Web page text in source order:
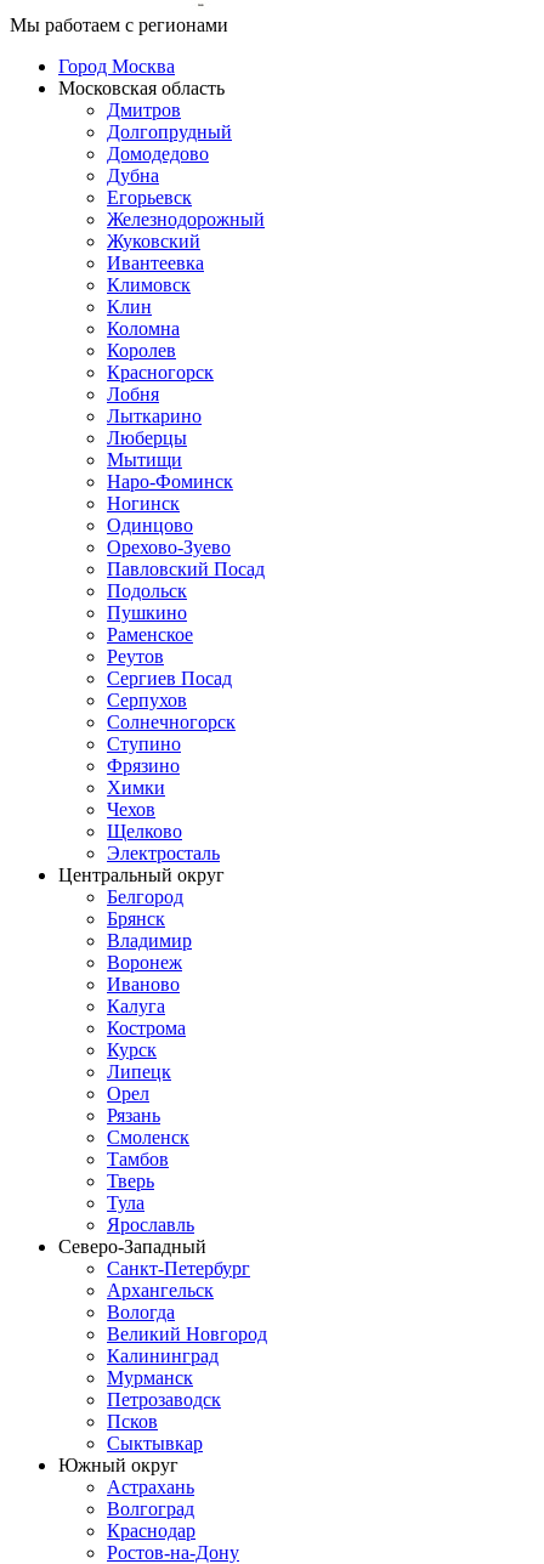
Мы работаем с регионами
Город Москва
Московская область
Дмитров
Долгопрудный
Домодедово
Дубна
Егорьевск
Железнодорожный
Жуковский
Ивантеевка
Климовск
Клин
Коломна
Королев
Красногорск
Лобня
Лыткарино
Люберцы
Мытищи
Наро-Фоминск
Ногинск
Одинцово
Орехово-Зуево
Павловский Посад
Подольск
Пушкино
Раменское
Реутов
Сергиев Посад
Серпухов
Солнечногорск
Ступино
Фрязино
Химки
Чехов
Щелково
Электросталь
Центральный округ
Белгород
Брянск
Владимир
Воронеж
Иваново
Калуга
Кострома
Курск
Липецк
Орел
Рязань
Смоленск
Тамбов
Тверь
Тула
Ярославль
Северо-Западный
Санкт-Петербург
Архангельск
Вологда
Великий Новгород
Калининград
Мурманск
Петрозаводск
Псков
Сыктывкар
Южный округ
Астрахань
Волгоград
Краснодар
Ростов-на-Дону